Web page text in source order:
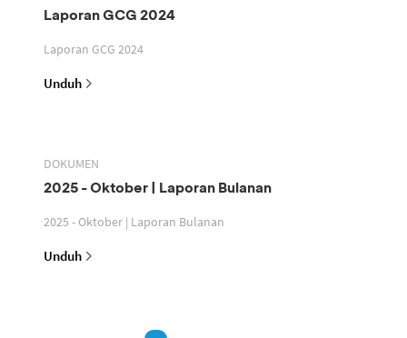
Laporan GCG 2024
Laporan GCG 2024
Unduh
DOKUMEN
2025 - Oktober | Laporan Bulanan
2025 - Oktober | Laporan Bulanan
Unduh